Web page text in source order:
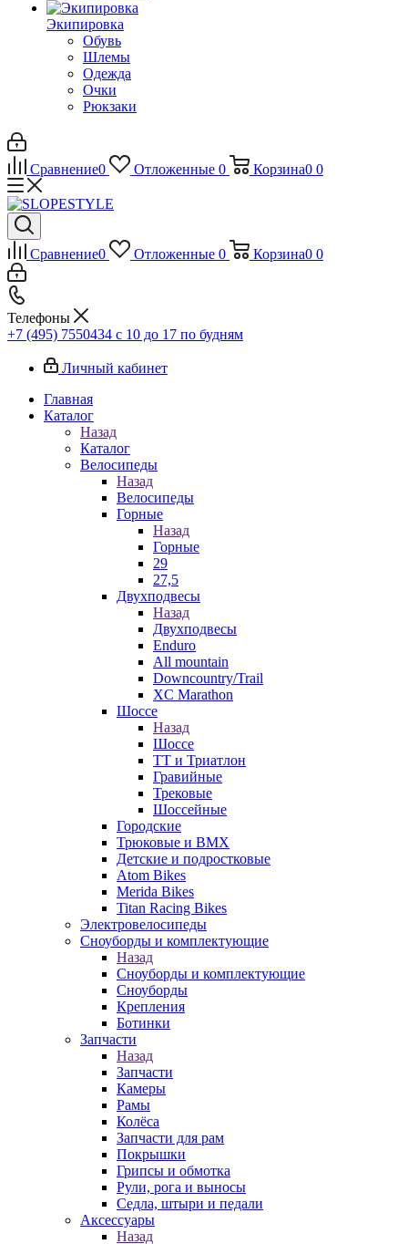
Экипировка
Обувь
Шлемы
Одежда
Очки
Рюкзаки
Сравнение0 Отложенные 0 Корзина0 0
Сравнение0 Отложенные 0 Корзина0 0
Телефоны
+7 (495) 7550434 с 10 до 17 по будням
Личный кабинет
Главная
Каталог
Назад
Каталог
Велосипеды
Назад
Велосипеды
Горные
Назад
Горные
29
27,5
Двухподвесы
Назад
Двухподвесы
Enduro
All mountain
Downcountry/Trail
XC Marathon
Шоссе
Назад
Шоссе
ТТ и Триатлон
Гравийные
Трековые
Шоссейные
Городские
Трюковые и BMX
Детские и подростковые
Atom Bikes
Merida Bikes
Titan Racing Bikes
Электровелосипеды
Cноуборды и комплектующие
Назад
Cноуборды и комплектующие
Сноуборды
Крепления
Ботинки
Запчасти
Назад
Запчасти
Камеры
Рамы
Колёса
Запчасти для рам
Покрышки
Грипсы и обмотка
Рули, рога и выносы
Седла, штыри и педали
Аксессуары
Назад